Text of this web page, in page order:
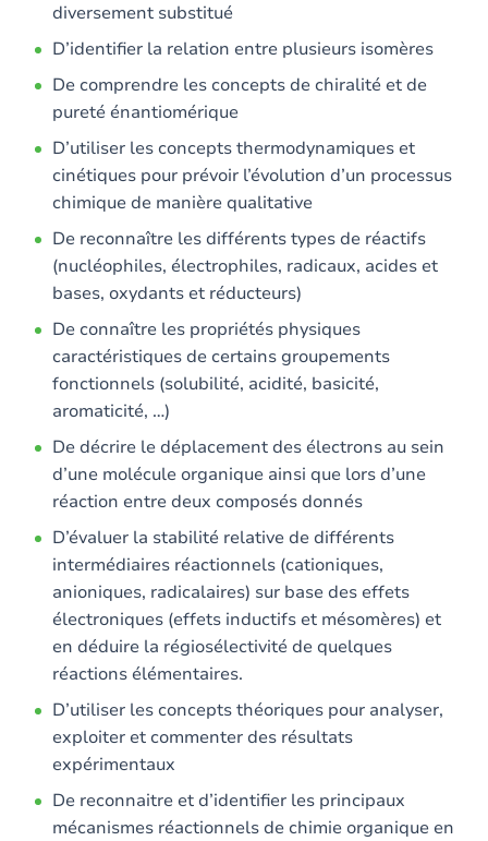
diversement substitué
D’identifier la relation entre plusieurs isomères
De comprendre les concepts de chiralité et de
pureté énantiomérique
D’utiliser les concepts thermodynamiques et
cinétiques pour prévoir l’évolution d’un processus
chimique de manière qualitative
De reconnaître les différents types de réactifs
(nucléophiles, électrophiles, radicaux, acides et
bases, oxydants et réducteurs)
De connaître les propriétés physiques
caractéristiques de certains groupements
fonctionnels (solubilité, acidité, basicité,
aromaticité, …)
De décrire le déplacement des électrons au sein
d’une molécule organique ainsi que lors d’une
réaction entre deux composés donnés
D’évaluer la stabilité relative de différents
intermédiaires réactionnels (cationiques,
anioniques, radicalaires) sur base des effets
électroniques (effets inductifs et mésomères) et
en déduire la régiosélectivité de quelques
réactions élémentaires.
D’utiliser les concepts théoriques pour analyser,
exploiter et commenter des résultats
expérimentaux
De reconnaitre et d’identifier les principaux
mécanismes réactionnels de chimie organique en